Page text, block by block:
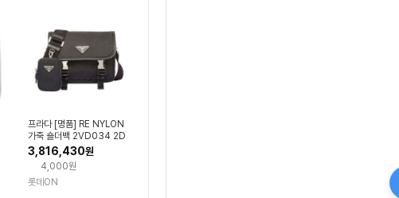
프라다 [명품] RE NYLON
가죽 숄더백 2VD034 2D
MH F0002
3,816,430원
4,000원
롯데ON